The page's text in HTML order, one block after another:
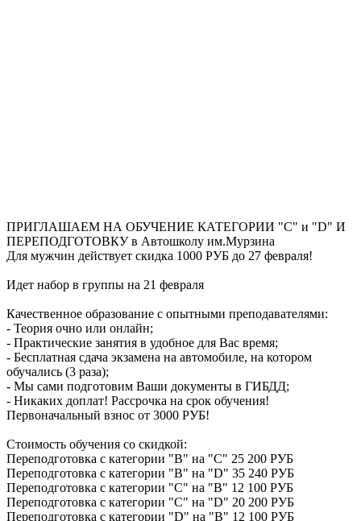
ПРИГЛАШАЕМ НА ОБУЧЕНИЕ КАТЕГОРИИ "С" и "D" И
ПЕРЕПОДГОТОВКУ в Автошколу им.Мурзина
Для мужчин действует скидка 1000 РУБ до 27 февраля!
Идет набор в группы на 21 февраля
Качественное образование с опытными преподавателями:
- Теория очно или онлайн;
- Практические занятия в удобное для Вас время;
- Бесплатная сдача экзамена на автомобиле, на котором
обучались (3 раза);
- Мы сами подготовим Ваши документы в ГИБДД;
- Никаких доплат! Рассрочка на срок обучения!
Первоначальный взнос от 3000 РУБ!
Стоимость обучения со скидкой:
Переподготовка с категории "В" на "С" 25 200 РУБ
Переподготовка с категории "В" на "D" 35 240 РУБ
Переподготовка с категории "С" на "В" 12 100 РУБ
Переподготовка с категории "С" на "D" 20 200 РУБ
Переподготовка с категории "D" на "B" 12 100 РУБ